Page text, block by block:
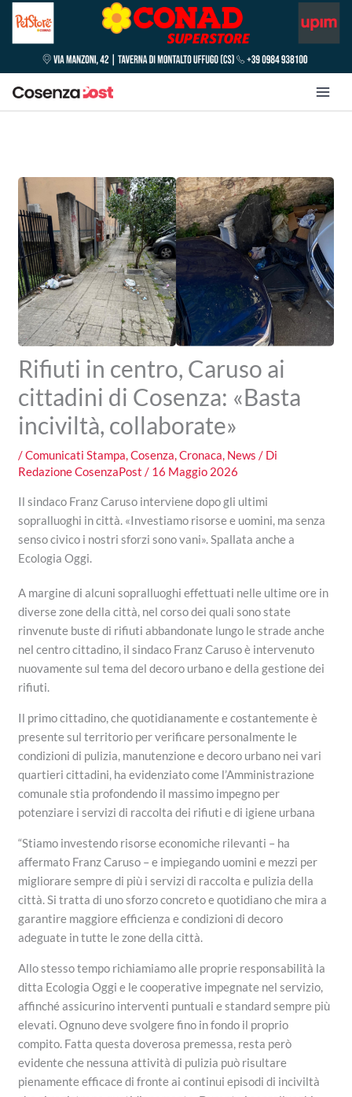
Rifiuti in centro, Caruso ai
cittadini di Cosenza: «Basta
inciviltà, collaborate»
/Comunicati Stampa,Cosenza,Cronaca, News / Di
Redazione CosenzaPost/ 16 Maggio 2026
Il sindaco Franz Caruso interviene dopo gli ultimi
sopralluoghi in città. «Investiamo risorse e uomini, ma senza
senso civico i nostri sforzi sono vani». Spallata anche a
Ecologia Oggi.
A margine di alcuni sopralluoghi effettuati nelle ultime ore in
diverse zone della città, nel corso dei quali sono state
rinvenute buste di rifiuti abbandonate lungo le strade anche
nel centro cittadino, il sindaco Franz Caruso è intervenuto
nuovamente sul tema del decoro urbano e della gestione dei
rifiuti.
Il primo cittadino, che quotidianamente e costantemente è
presente sul territorio per verificare personalmente le
condizioni di pulizia, manutenzione e decoro urbano nei vari
quartieri cittadini, ha evidenziato come l’Amministrazione
comunale stia profondendo il massimo impegno per
potenziare i servizi di raccolta dei rifiuti e di igiene urbana
“Stiamo investendo risorse economiche rilevanti – ha
affermato Franz Caruso – e impiegando uomini e mezzi per
migliorare sempre di più i servizi di raccolta e pulizia della
città. Si tratta di uno sforzo concreto e quotidiano che mira a
garantire maggiore efficienza e condizioni di decoro
adeguate in tutte le zone della città.
Allo stesso tempo richiamiamo alle proprie responsabilità la
ditta Ecologia Oggi e le cooperative impegnate nel servizio,
affinché assicurino interventi puntuali e standard sempre più
elevati. Ognuno deve svolgere fino in fondo il proprio
compito. Fatta questa doverosa premessa, resta però
evidente che nessuna attività di pulizia può risultare
pienamente efficace di fronte ai continui episodi di inciviltà